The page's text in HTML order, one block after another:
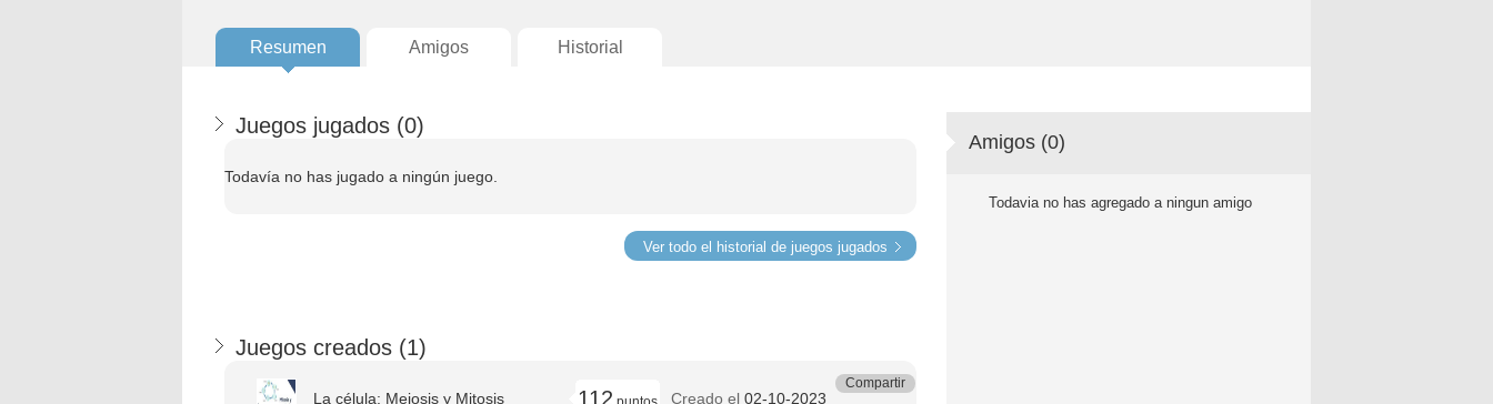
Resumen Amigos Historial
Juegos jugados (0)
Todavía no has jugado a ningún juego.
Ver todo el historial de juegos jugados
Juegos creados (1)
La célula: Meiosis y Mitosis 112 Creado el 02-10-2023
Compartir
Amigos (0)
Todavia no has agregado a ningun amigo